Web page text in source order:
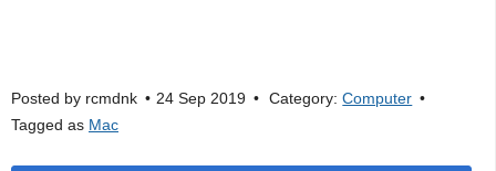
Posted by rcmdnk 24 Sep 2019 Category:Computer
Tagged as Mac